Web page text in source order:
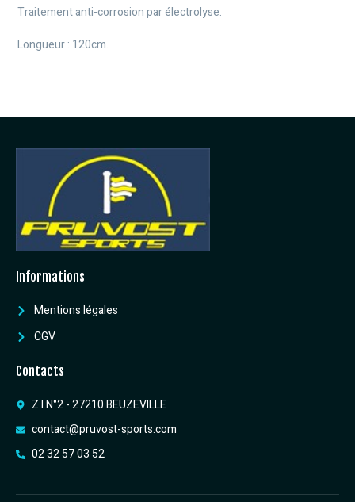
Traitement anti-corrosion par électrolyse.
Longueur : 120cm.
Informations
Mentions légales
CGV
Contacts
Z.I.N°2 - 27210 BEUZEVILLE
contact@pruvost-sports.com
02 32 57 03 52